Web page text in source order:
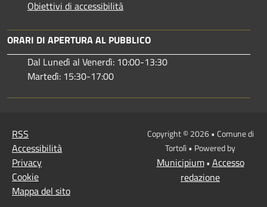
Obiettivi di accessibilità
ORARI DI APERTURA AL PUBBLICO
Dal Lunedì al Venerdì: 10:00-13:30
Martedì: 15:30-17:00
RSS
Accessibilità
Privacy
Cookie
Mappa del sito
Copyright © 2026 • Comune di
Tortolì • Powered by
Municipium• Accesso
redazione